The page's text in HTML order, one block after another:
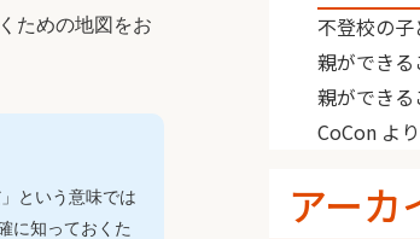
ための地図をお
という意味では
に知っておくた
不登校の子
親ができる
親ができ
CoCon より
アーカ